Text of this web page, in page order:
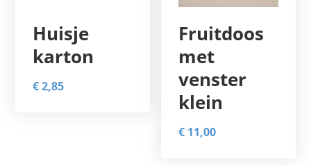
Huisje
karton
€2,85
Fruitdoos
met
venster
klein
€ 11,00